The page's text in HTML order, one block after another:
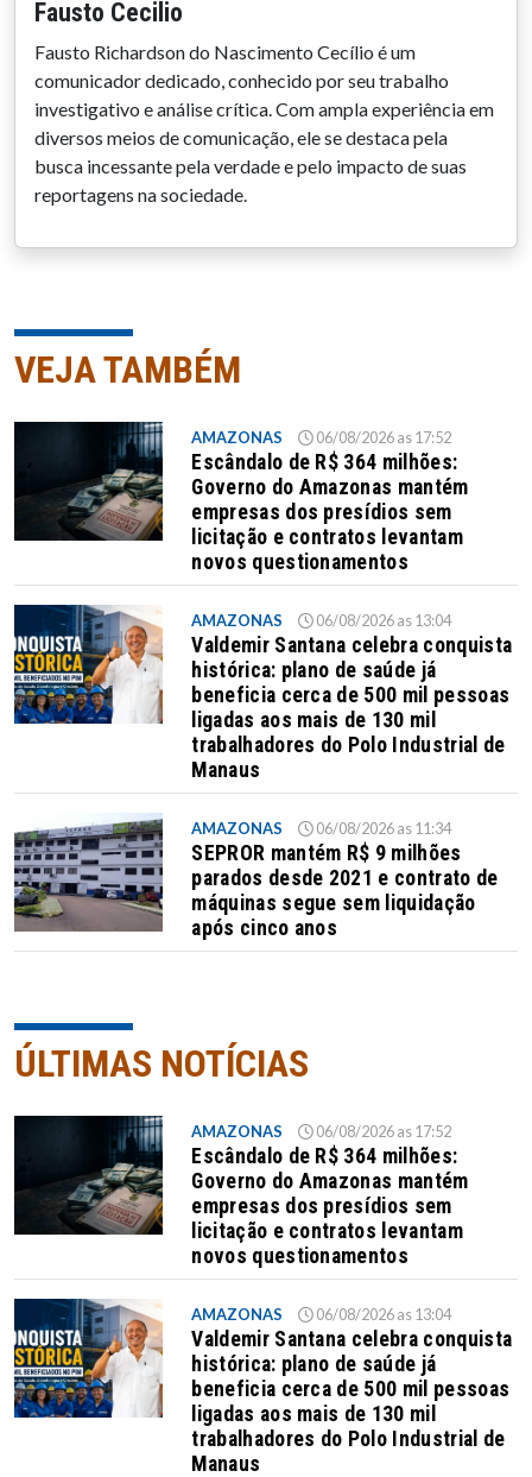
Fausto Cecilio
Fausto Richardson do Nascimento Cecílio é um
comunicador dedicado, conhecido por seu trabalho
investigativo e análise crítica. Com ampla experiência em
diversos meios de comunicação, ele se destaca pela
busca incessante pela verdade e pelo impacto de suas
reportagens na sociedade.
VEJA TAMBÉM
AMAZONAS 06/08/2026 as 17:52
Escândalo de R$ 364 milhões:
Governo do Amazonas mantém
empresas dos presídios sem
licitação e contratos levantam
novos questionamentos
AMAZONAS 06/08/2026 as 13:04
Valdemir Santana celebra conquista
histórica: plano de saúde já
beneficia cerca de 500 mil pessoas
ligadas aos mais de 130 mil
trabalhadores do Polo Industrial de
Manaus
AMAZONAS 06/08/2026 as 11:34
SEPROR mantém R$ 9 milhões
parados desde 2021 e contrato de
máquinas segue sem liquidação
após cinco anos
ÚLTIMAS NOTÍCIAS
AMAZONAS 06/08/2026 as 17:52
Escândalo de R$ 364 milhões:
Governo do Amazonas mantém
empresas dos presídios sem
licitação e contratos levantam
novos questionamentos
AMAZONAS 06/08/2026 as 13:04
Valdemir Santana celebra conquista
histórica: plano de saúde já
beneficia cerca de 500 mil pessoas
ligadas aos mais de 130 mil
trabalhadores do Polo Industrial de
Manaus